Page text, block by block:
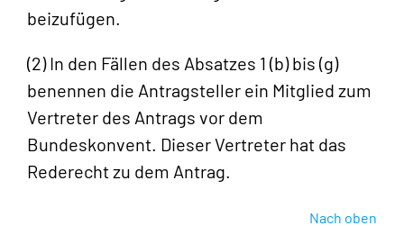
beizufügen.
(2) In den Fällen des Absatzes 1 (b) bis (g)
benennen die Antragsteller ein Mitglied zum
Vertreter des Antrags vor dem
Bundeskonvent. Dieser Vertreter hat das
Rederecht zu dem Antrag.
Nach oben